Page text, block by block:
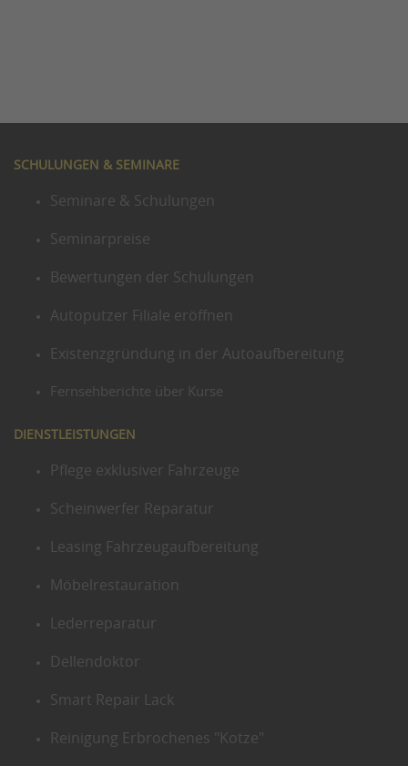
SCHULUNGEN & SEMINARE
Seminare & Schulungen
Seminarpreise
Bewertungen der Schulungen
Autoputzer Filiale eröffnen
Existenzgründung in der Autoaufbereitung
Fernsehberichte über Kurse
DIENSTLEISTUNGEN
Pflege exklusiver Fahrzeuge
Scheinwerfer Reparatur
Leasing Fahrzeugaufbereitung
Möbelrestauration
Lederreparatur
Dellendoktor
Smart Repair Lack
Reinigung Erbrochenes "Kotze"